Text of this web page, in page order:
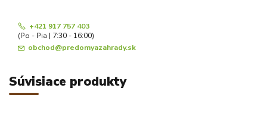
+421 917 757 403
(Po - Pia | 7:30 - 16:00)
obchod@predomyazahrady.sk
Súvisiace produkty